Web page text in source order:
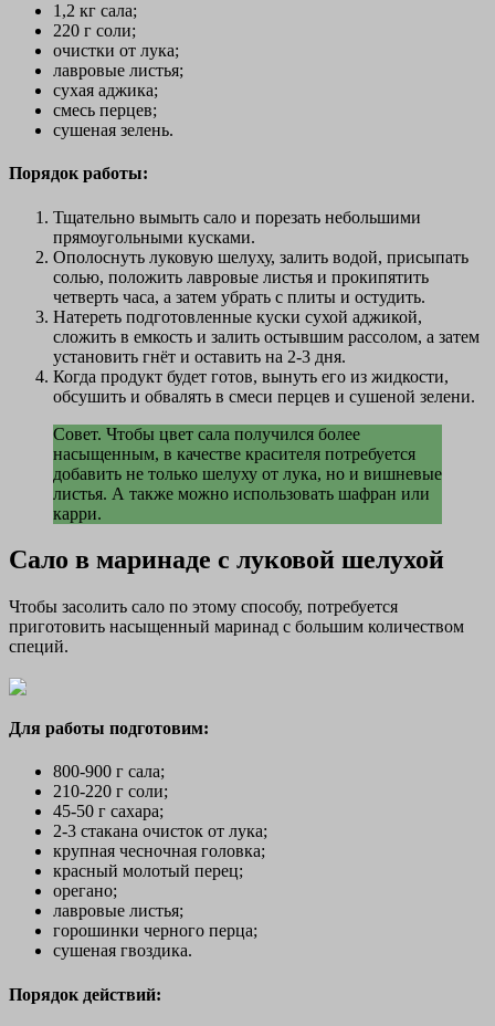
1,2 кг сала;
220 г соли;
очистки от лука;
лавровые листья;
сухая аджика;
смесь перцев;
сушеная зелень.
Порядок работы:
Тщательно вымыть сало и порезать небольшими
прямоугольными кусками.
Ополоснуть луковую шелуху, залить водой, присыпать
солью, положить лавровые листья и прокипятить
четверть часа, а затем убрать с плиты и остудить.
Натереть подготовленные куски сухой аджикой,
сложить в емкость и залить остывшим рассолом, а затем
установить гнёт и оставить на 2-3 дня.
Когда продукт будет готов, вынуть его из жидкости,
обсушить и обвалять в смеси перцев и сушеной зелени.
Совет. Чтобы цвет сала получился более
насыщенным, в качестве красителя потребуется
добавить не только шелуху от лука, но и вишневые
листья. А также можно использовать шафран или
карри.
Сало в маринаде с луковой шелухой
Чтобы засолить сало по этому способу, потребуется
приготовить насыщенный маринад с большим количеством
специй.
Для работы подготовим:
800-900 г сала;
210-220 г соли;
45-50 г сахара;
2-3 стакана очисток от лука;
крупная чесночная головка;
красный молотый перец;
орегано;
лавровые листья;
горошинки черного перца;
сушеная гвоздика.
Порядок действий: